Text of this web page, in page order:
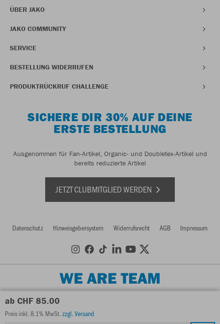
ab CHF 85.00
Preis inkl. 8.1% MwSt.zzgl. Versand
ÜBER JAKO
JAKO COMMUNITY
SERVICE
BESTELLUNG WIDERRUFEN
PRODUKTRÜCKRUF CHALLENGE
SICHERE DIR 30% AUF DEINE
ERSTE BESTELLUNG
Ausgenommen für Fan-Artikel, Organic- und Doubletex-Artikel und
bereits reduzierte Artikel
JETZT CLUBMITGLIED WERDEN
Datenschutz Hinweisgebersystem Widerrufsrecht AGB Impressum
WE ARE TEAM